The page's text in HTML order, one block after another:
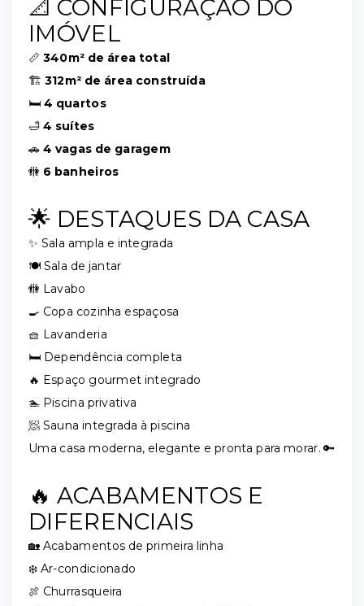
📐 CONFIGURAÇÃO DO
IMÓVEL
📏 340m² de área total
🏗️ 312m² de área construída
🛏️ 4 quartos
🛁 4 suítes
🚗 4 vagas de garagem
🚻 6 banheiros
🌟 DESTAQUES DA CASA
✨ Sala ampla e integrada
🍽️ Sala de jantar
🚻 Lavabo
🍳 Copa cozinha espaçosa
🧺 Lavanderia
🛏️ Dependência completa
🔥 Espaço gourmet integrado
🏊 Piscina privativa
🧖 Sauna integrada à piscina
Uma casa moderna, elegante e pronta para morar. 🔑
🔥 ACABAMENTOS E
DIFERENCIAIS
🏡 Acabamentos de primeira linha
❄️ Ar-condicionado
🍖 Churrasqueira